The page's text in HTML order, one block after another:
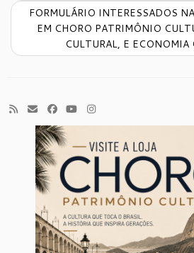
FORMULÁRIO INTERESSADOS
EM CHORO PATRIMÔNIO
CULTURAL, E ECONOMIA